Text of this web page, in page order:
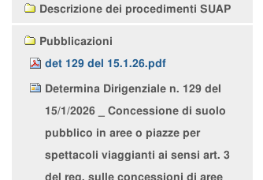
Descrizione dei procedimenti SUAP
Pubblicazioni
det 129 del 15.1.26.pdf
Determina Dirigenziale n. 129 del
15/1/2026 _ Concessione di suolo
pubblico in aree o piazze per
spettacoli viaggianti ai sensi art. 3
del reg. sulle concessioni di aree